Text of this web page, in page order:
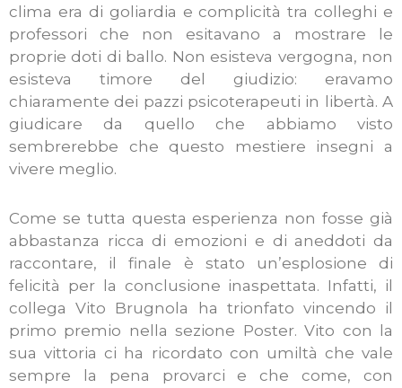
clima era di goliardia e complicità tra colleghi e
professori che non esitavano a mostrare le
proprie doti di ballo. Non esisteva vergogna, non
esisteva timore del giudizio: eravamo
chiaramente dei pazzi psicoterapeuti in libertà. A
giudicare da quello che abbiamo visto
sembrerebbe che questo mestiere insegni a
vivere meglio.
Come se tutta questa esperienza non fosse già
abbastanza ricca di emozioni e di aneddoti da
raccontare, il finale è stato un’esplosione di
felicità per la conclusione inaspettata. Infatti, il
collega Vito Brugnola ha trionfato vincendo il
primo premio nella sezione Poster. Vito con la
sua vittoria ci ha ricordato con umiltà che vale
sempre la pena provarci e che come, con